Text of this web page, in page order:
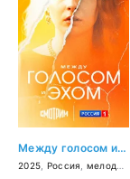
Между голосом и эхом
2025 Россия мелодрама